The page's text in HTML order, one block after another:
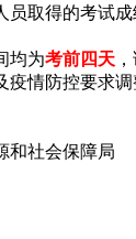
员取得的考试
均为考前四天
疫情防控要求
和社会保障局